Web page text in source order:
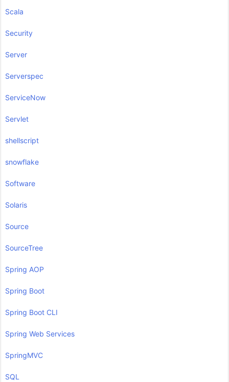
Scala
Security
Server
Serverspec
ServiceNow
Servlet
shellscript
snowflake
Software
Solaris
Source
SourceTree
Spring AOP
Spring Boot
Spring Boot CLI
Spring Web Services
SpringMVC
SQL